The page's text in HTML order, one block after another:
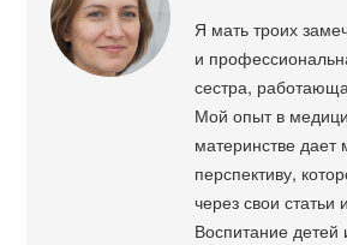
Я мать троих
и
сестра,
Мой опыт в
материнстве дает
перспективу,
через свои статьи
Воспитание детей